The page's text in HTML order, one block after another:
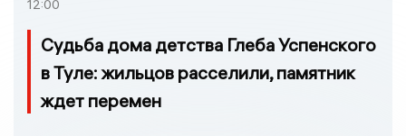
12:00
Судьба дома детства Глеба Успенского
в Туле: жильцов расселили, памятник
ждет перемен